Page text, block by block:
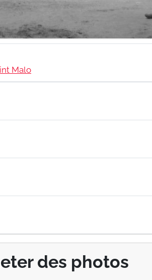
Malo
des photos